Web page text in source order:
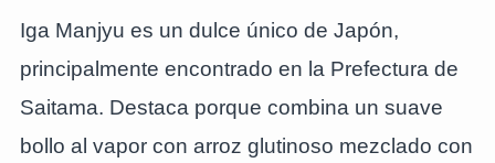
Iga Manjyu es un dulce único de Japón,
principalmente encontrado en la Prefectura de
Saitama. Destaca porque combina un suave
bollo al vapor con arroz glutinoso mezclado con